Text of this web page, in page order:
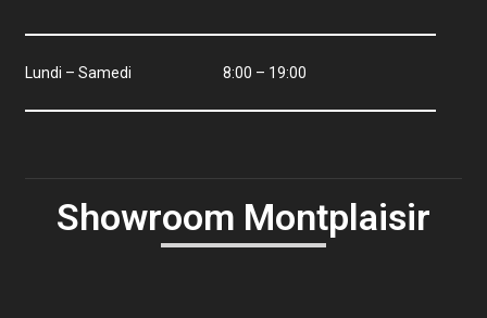
Lundi – Samedi 8:00 – 19:00
Showroom Montplaisir